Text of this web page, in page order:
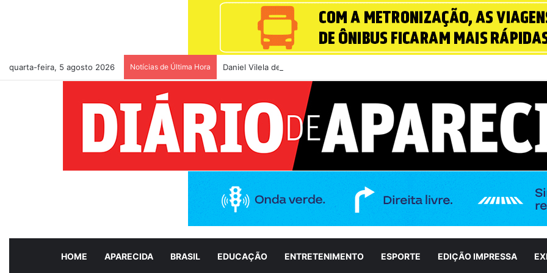
quarta-feira, 5 agosto 2026 Notícias de Última Hora Daniel Vilela define Luiz do Carmo como candidato a vice na disputa pelo Governo de
HOME APARECIDA BRASIL EDUCAÇÃO ENTRETENIMENTO ESPORTE EDIÇÃO IMPRESSA